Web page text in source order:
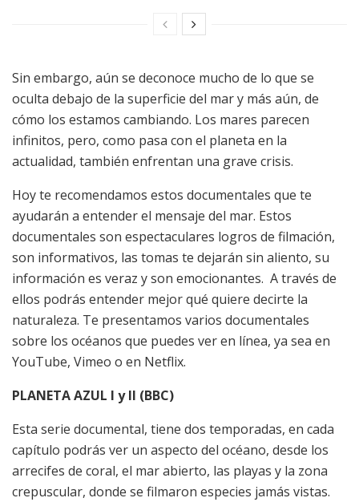
Sin embargo, aún se deconoce mucho de lo que se
oculta debajo de la superficie del mar y más aún, de
cómo los estamos cambiando. Los mares parecen
infinitos, pero, como pasa con el planeta en la
actualidad, también enfrentan una grave crisis.
Hoy te recomendamos estos documentales que te
ayudarán a entender el mensaje del mar. Estos
documentales son espectaculares logros de filmación,
son informativos, las tomas te dejarán sin aliento, su
información es veraz y son emocionantes. A través de
ellos podrás entender mejor qué quiere decirte la
naturaleza. Te presentamos varios documentales
sobre los océanos que puedes ver en línea, ya sea en
YouTube, Vimeo o en Netflix.
PLANETA AZUL I y II (BBC)
Esta serie documental, tiene dos temporadas, en cada
capítulo podrás ver un aspecto del océano, desde los
arrecifes de coral, el mar abierto, las playas y la zona
crepuscular, donde se filmaron especies jamás vistas.